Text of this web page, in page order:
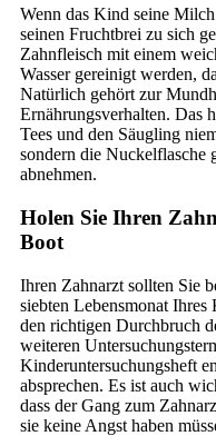
Wenn das Kind seine
seinen Fruchtbrei zu sich
Zahnfleisch mit einem
Wasser gereinigt werden,
Natürlich gehört zur
Ernährungsverhalten. Das
Tees und den Säugling
sondern die Nuckelflasche
abnehmen.
Holen Sie Ihren
Boot
Ihren Zahnarzt sollten Sie
siebten Lebensmonat
den richtigen Durchbruch
weiteren
Kinderuntersuchungsheft
absprechen. Es ist auch
dass der Gang zum
sie keine Angst haben